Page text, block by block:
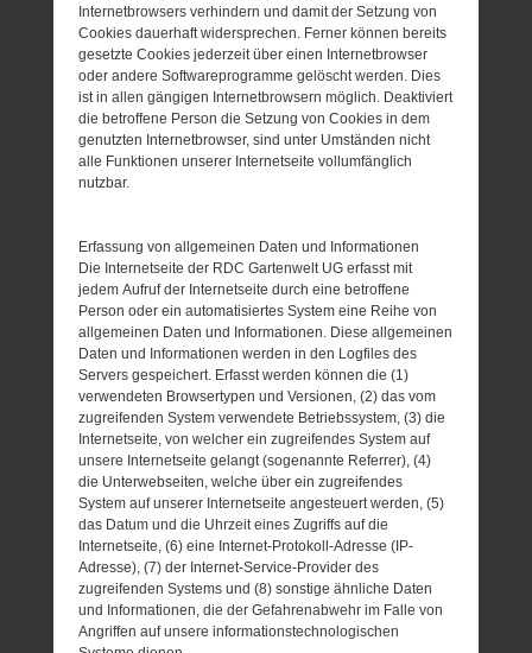
Internetbrowsers verhindern und damit der Setzung von
Cookies dauerhaft widersprechen. Ferner können bereits
gesetzte Cookies jederzeit über einen Internetbrowser
oder andere Softwareprogramme gelöscht werden. Dies
ist in allen gängigen Internetbrowsern möglich. Deaktiviert
die betroffene Person die Setzung von Cookies in dem
genutzten Internetbrowser, sind unter Umständen nicht
alle Funktionen unserer Internetseite vollumfänglich
nutzbar.
Erfassung von allgemeinen Daten und Informationen
Die Internetseite der RDC Gartenwelt UG erfasst mit
jedem Aufruf der Internetseite durch eine betroffene
Person oder ein automatisiertes System eine Reihe von
allgemeinen Daten und Informationen. Diese allgemeinen
Daten und Informationen werden in den Logfiles des
Servers gespeichert. Erfasst werden können die (1)
verwendeten Browsertypen und Versionen, (2) das vom
zugreifenden System verwendete Betriebssystem, (3) die
Internetseite, von welcher ein zugreifendes System auf
unsere Internetseite gelangt (sogenannte Referrer), (4)
die Unterwebseiten, welche über ein zugreifendes
System auf unserer Internetseite angesteuert werden, (5)
das Datum und die Uhrzeit eines Zugriffs auf die
Internetseite, (6) eine Internet-Protokoll-Adresse (IP-
Adresse), (7) der Internet-Service-Provider des
zugreifenden Systems und (8) sonstige ähnliche Daten
und Informationen, die der Gefahrenabwehr im Falle von
Angriffen auf unsere informationstechnologischen